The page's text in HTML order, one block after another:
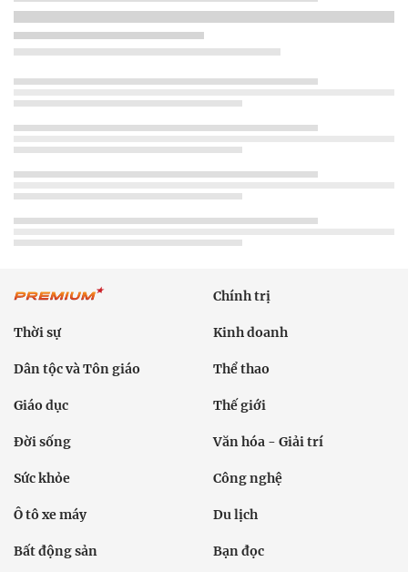
Chính trị
Thời sự Kinh doanh
Dân tộc và Tôn giáo Thể thao
Giáo dục Thế giới
Đời sống Văn hóa - Giải trí
Sức khỏe Công nghệ
Ô tô xe máy Du lịch
Bất động sản Bạn đọc